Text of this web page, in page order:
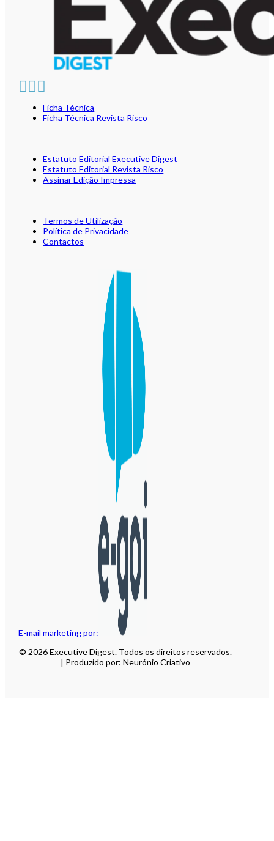
E-mail marketing por:
Ficha Técnica
Ficha Técnica Revista Risco
Estatuto Editorial Executive Digest
Estatuto Editorial Revista Risco
Assinar Edição Impressa
Termos de Utilização
Política de Privacidade
Contactos
© 2026 Executive Digest. Todos os direitos reservados.
| Produzido por: Neurónio Criativo